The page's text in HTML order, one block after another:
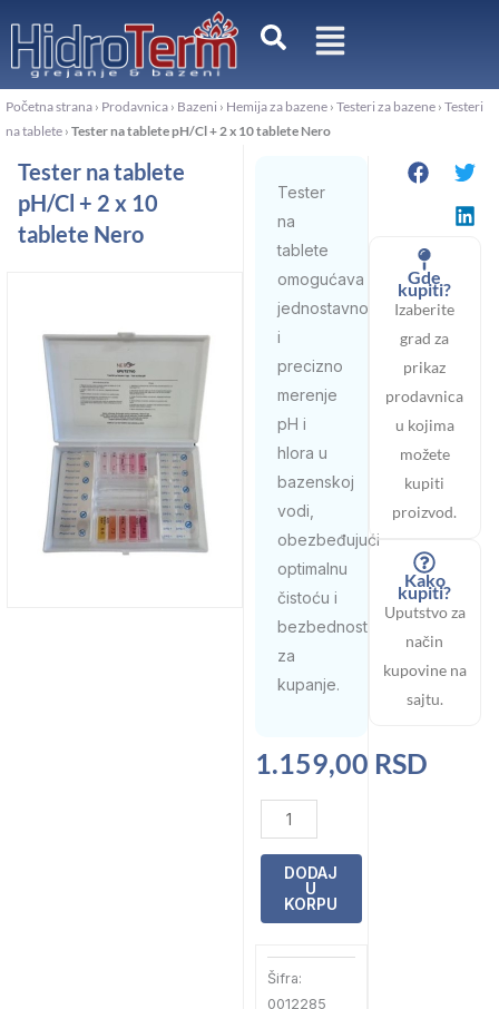
sadržaj
Početna strana › Prodavnica › Bazeni › Hemija za bazene › Testeri za bazene › Testeri
na tablete › Tester na tablete pH/Cl + 2 x 10 tablete Nero
Tester na tablete
pH/Cl + 2 x 10
tablete Nero
Tester
na
tablete
omogućava
jednostavno
i
precizno
merenje
pH i
hlora u
bazenskoj
vodi,
obezbeđujući
optimalnu
čistoću i
bezbednost
za
kupanje.
1.159,00 RSD
Tester
na
tablete
pH/Cl
+
x
DODAJ
U
KORPU
Šifra:
0012285
Gde
kupiti?
Izaberite
grad za
prikaz
prodavnica
u kojima
možete
kupiti
proizvod.
Kako
kupiti?
Uputstvo za
način
kupovine na
sajtu.